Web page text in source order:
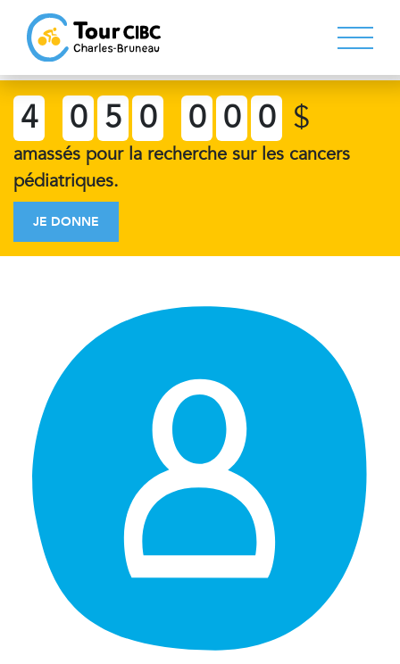
4 0 5 0 0 0 0 $
amassés pour la recherche sur les cancers
pédiatriques.
JE DONNE